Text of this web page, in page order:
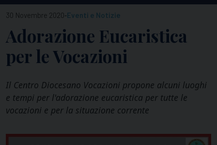
30 Novembre 2020-Eventi e Notizie
Adorazione Eucaristica
per le Vocazioni
Il Centro Diocesano Vocazioni propone alcuni luoghi
e tempi per l'adorazione eucaristica per tutte le
vocazioni e per la situazione corrente